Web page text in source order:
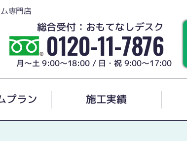
専門店
総合受付：おもてなしデスク
0120-11-7876
月～土 9:00～18:00 / 日・祝 9:00～17:00
プラン 施工実績